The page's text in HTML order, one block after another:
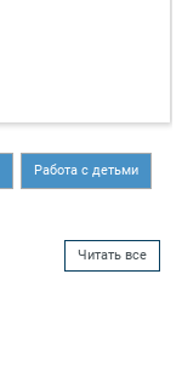
Работа с детьми
Читать все